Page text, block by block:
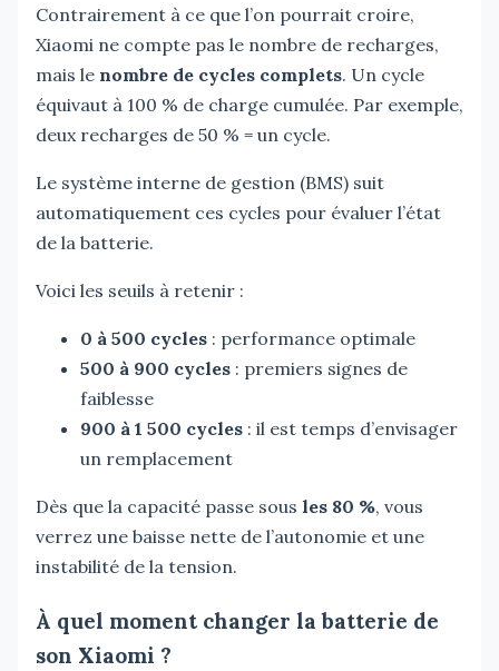
Contrairement à ce que l’on pourrait croire,
Xiaomi ne compte pas le nombre de recharges,
mais le nombre de cycles complets. Un cycle
équivaut à 100 % de charge cumulée. Par exemple,
deux recharges de 50 % = un cycle.
Le système interne de gestion (BMS) suit
automatiquement ces cycles pour évaluer l’état
de la batterie.
Voici les seuils à retenir :
0 à 500 cycles : performance optimale
500 à 900 cycles : premiers signes de
faiblesse
900 à 1 500 cycles : il est temps d’envisager
un remplacement
Dès que la capacité passe sous les 80 %, vous
verrez une baisse nette de l’autonomie et une
instabilité de la tension.
À quel moment changer la batterie de
son Xiaomi ?